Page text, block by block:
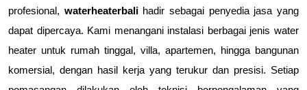
profesional, waterheaterbali hadir sebagai penyedia jasa yang
dapat dipercaya. Kami menangani instalasi berbagai jenis water
heater untuk rumah tinggal, villa, apartemen, hingga bangunan
komersial, dengan hasil kerja yang terukur dan presisi. Setiap